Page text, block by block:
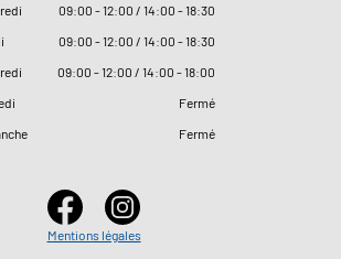
09:00 - 12:00 / 14:00 - 18:30
09:00 - 12:00 / 14:00 - 18:30
09:00 - 12:00 / 14:00 - 18:00
Fermé
Fermé
Mentions légales